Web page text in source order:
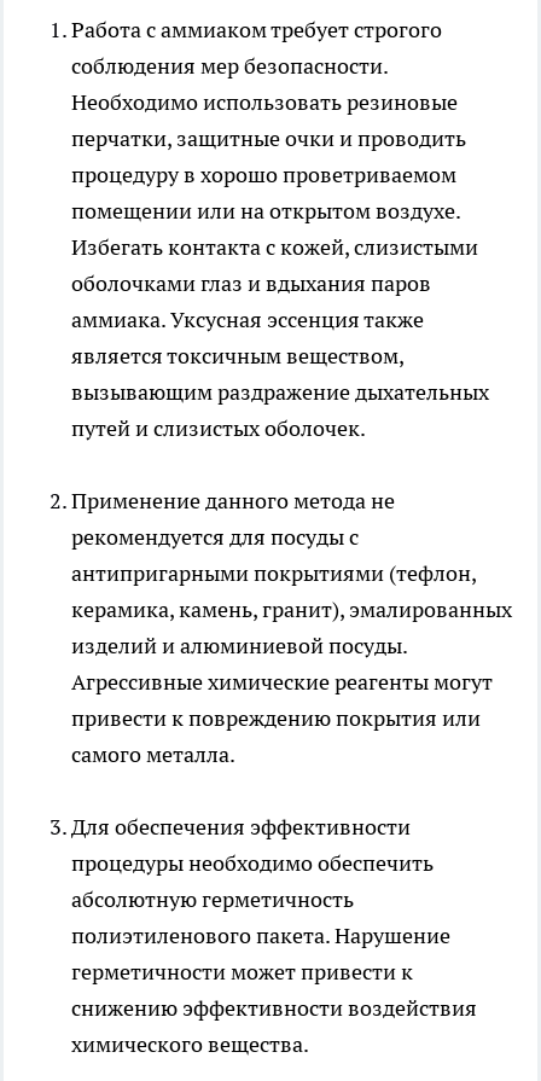
Работа с аммиаком требует строгого
соблюдения мер безопасности.
Необходимо использовать резиновые
перчатки, защитные очки и проводить
процедуру в хорошо проветриваемом
помещении или на открытом воздухе.
Избегать контакта с кожей, слизистыми
оболочками глаз и вдыхания паров
аммиака. Уксусная эссенция также
является токсичным веществом,
вызывающим раздражение дыхательных
путей и слизистых оболочек.
Применение данного метода не
рекомендуется для посуды с
антипригарными покрытиями (тефлон,
керамика, камень, гранит), эмалированных
изделий и алюминиевой посуды.
Агрессивные химические реагенты могут
привести к повреждению покрытия или
самого металла.
Для обеспечения эффективности
процедуры необходимо обеспечить
абсолютную герметичность
полиэтиленового пакета. Нарушение
герметичности может привести к
снижению эффективности воздействия
химического вещества.